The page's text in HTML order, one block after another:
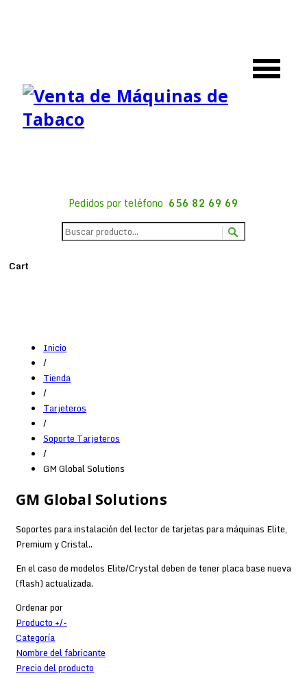
Pedidos por teléfono 656 82 69 69
Cart
Inicio
/
Tienda
/
Tarjeteros
/
Soporte Tarjeteros
/
GM Global Solutions
GM Global Solutions
Soportes para instalación del lector de tarjetas para máquinas Elite,
Premium y Cristal..
En el caso de modelos Elite/Crystal deben de tener placa base nueva
(flash) actualizada.
Ordenar por
Producto +/-
Categoría
Nombre del fabricante
Precio del producto